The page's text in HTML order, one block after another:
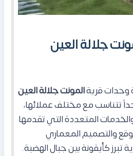
جلالة العين
وحدات قريةالمونت جلالة العين
تتناسب مع مختلف عملائها،
والخدمات المتعددة التي تقدمها
والتصميم المعماري
تبرز كأيقونة بين جبال الهضبة.